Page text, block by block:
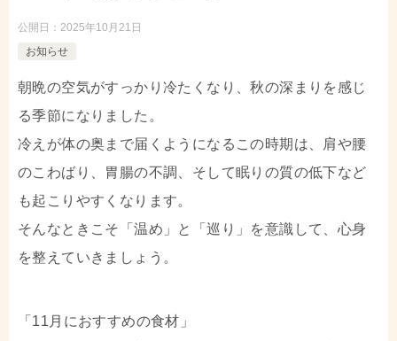
公開日： 2025年10月21日
お知らせ
朝晩の空気がすっかり冷たくなり、秋の深まりを感じ
る季節になりました。
冷えが体の奥まで届くようになるこの時期は、肩や腰
のこわばり、胃腸の不調、そして眠りの質の低下など
も起こりやすくなります。
そんなときこそ「温め」と「巡り」を意識して、心身
を整えていきましょう。
「11月におすすめの食材」